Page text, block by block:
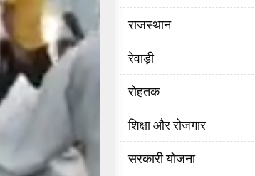
राजस्थान
रेवाड़ी
रोहतक
शिक्षा और रोजगार
सरकारी योजना